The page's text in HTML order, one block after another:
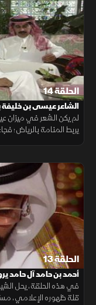
الحلقة 14
الشاعر عيسى بن خليفة
لم يكن الشعر في ميزان
يربط المنامة بالرياض؛
الحلقة 13
أحمد بن حامد آل حامد
في هذه الحلقة، يحل
قلة ظهوره الإعلامي،